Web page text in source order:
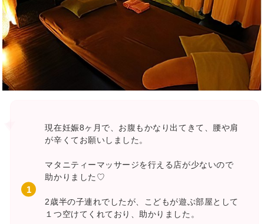
現在妊娠8ヶ月で、お腹もかなり出てきて、腰や肩
が辛くてお願いしました。
マタニティーマッサージを行える店が少ないので
助かりました♡
2歳半の子連れでしたが、こどもが遊ぶ部屋として
１つ空けてくれており、助かりました。